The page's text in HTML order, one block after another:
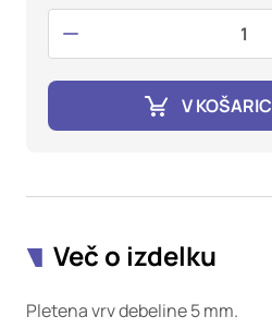
V
Več o izdelku
Pletena vrv debeline 5 mm.
vaših interesov, ki ga nato
zavrnete uporabo teh piškotkov,
ciljnega spletnega oglaševanja.